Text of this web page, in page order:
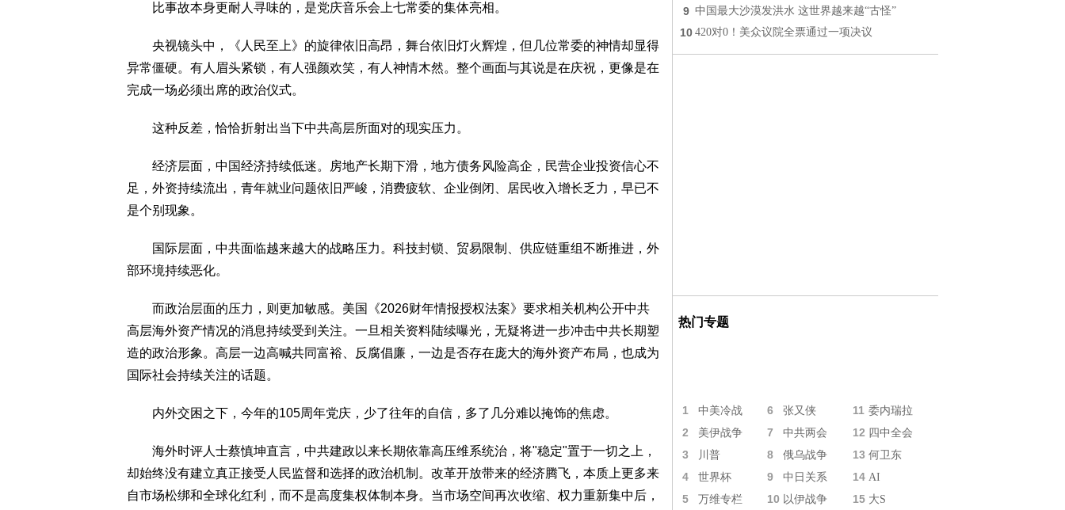
比事故本身更耐人寻味的，是党庆音乐会上七常委的集体亮相。
央视镜头中，《人民至上》的旋律依旧高昂，舞台依旧灯火辉煌，但几位常委的神情却显得
异常僵硬。有人眉头紧锁，有人强颜欢笑，有人神情木然。整个画面与其说是在庆祝，更像是在
完成一场必须出席的政治仪式。
这种反差，恰恰折射出当下中共高层所面对的现实压力。
经济层面，中国经济持续低迷。房地产长期下滑，地方债务风险高企，民营企业投资信心不
足，外资持续流出，青年就业问题依旧严峻，消费疲软、企业倒闭、居民收入增长乏力，早已不
是个别现象。
国际层面，中共面临越来越大的战略压力。科技封锁、贸易限制、供应链重组不断推进，外
部环境持续恶化。
而政治层面的压力，则更加敏感。美国《2026财年情报授权法案》要求相关机构公开中共
高层海外资产情况的消息持续受到关注。一旦相关资料陆续曝光，无疑将进一步冲击中共长期塑
造的政治形象。高层一边高喊共同富裕、反腐倡廉，一边是否存在庞大的海外资产布局，也成为
国际社会持续关注的话题。
内外交困之下，今年的105周年党庆，少了往年的自信，多了几分难以掩饰的焦虑。
海外时评人士蔡慎坤直言，中共建政以来长期依靠高压维系统治，将"稳定"置于一切之上，
却始终没有建立真正接受人民监督和选择的政治机制。改革开放带来的经济腾飞，本质上更多来
自市场松绑和全球化红利，而不是高度集权体制本身。当市场空间再次收缩、权力重新集中后，
9 中国最大沙漠发洪水 这世界越来越“古怪”
10 420对0！美众议院全票通过一项决议
热门专题
1 中美冷战 6 张又侠 11 委内瑞拉
2 美伊战争 7 中共两会 12 四中全会
3 川普 8 俄乌战争 13 何卫东
4 世界杯 9 中日关系 14 AI
5 万维专栏 10 以伊战争 15 大S